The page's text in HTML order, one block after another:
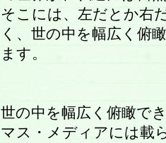
そこには、左だとか右
く、世の中を幅広く俯
ます。
世の中を幅広く俯瞰で
マス・メディアには載